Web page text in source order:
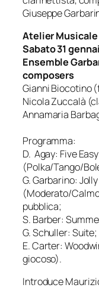
Giuseppe
Atelier Musicale
Sabato 31
Ensemble
composers
Gianni Biocotino
Nicola Zuccalà
Annamaria
Programma:
D. Agay: Five
(Polka/Tango/
G. Garbarino:
(Moderato/
pubblica;
S. Barber:
G. Schuller: Suite;
E. Carter:
giocoso).
Introduce